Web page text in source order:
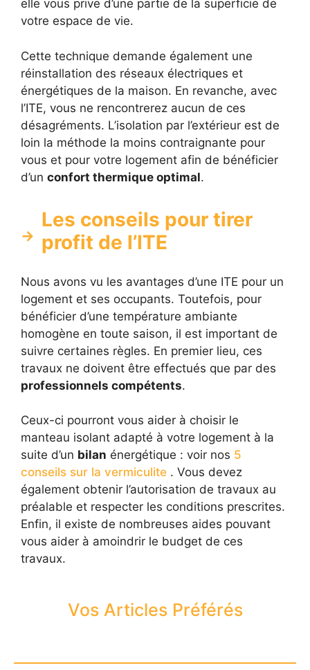
elle vous prive d’une partie de la superficie de
votre espace de vie.
Cette technique demande également une
réinstallation des réseaux électriques et
énergétiques de la maison. En revanche, avec
l’ITE, vous ne rencontrerez aucun de ces
désagréments. L’isolation par l’extérieur est de
loin la méthode la moins contraignante pour
vous et pour votre logement afin de bénéficier
d’un confort thermique optimal.
Les conseils pour tirer
profit de l’ITE
Nous avons vu les avantages d’une ITE pour un
logement et ses occupants. Toutefois, pour
bénéficier d’une température ambiante
homogène en toute saison, il est important de
suivre certaines règles. En premier lieu, ces
travaux ne doivent être effectués que par des
professionnels compétents.
Ceux-ci pourront vous aider à choisir le
manteau isolant adapté à votre logement à la
suite d’un bilan énergétique : voir nos 5
conseils sur la vermiculite . Vous devez
également obtenir l’autorisation de travaux au
préalable et respecter les conditions prescrites.
Enfin, il existe de nombreuses aides pouvant
vous aider à amoindrir le budget de ces
travaux.
Vos Articles Préférés